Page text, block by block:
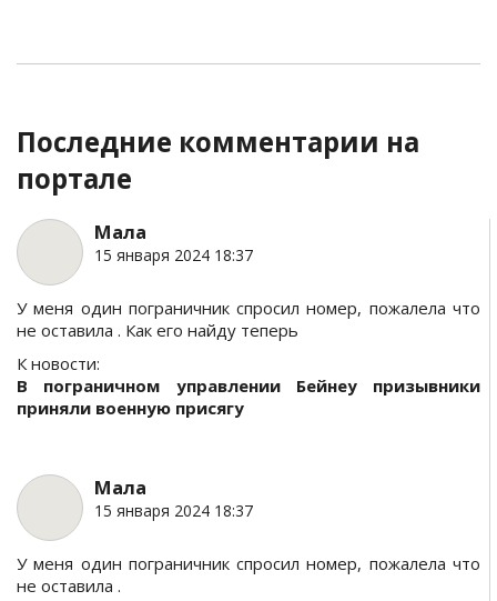
Последние комментарии на
портале
Мала
15 января 2024 18:37
У меня один пограничник спросил номер, пожалела что
не оставила . Как его найду теперь
К новости:
В пограничном управлении Бейнеу призывники
приняли военную присягу
Мала
15 января 2024 18:37
У меня один пограничник спросил номер, пожалела что
не оставила .